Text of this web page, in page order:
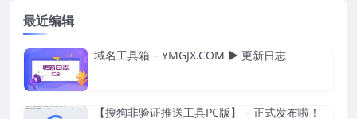
最近编辑
域名工具箱 – YMGJX.COM ▶ 更新日志
【搜狗非验证推送工具PC版】 – 正式发布啦！